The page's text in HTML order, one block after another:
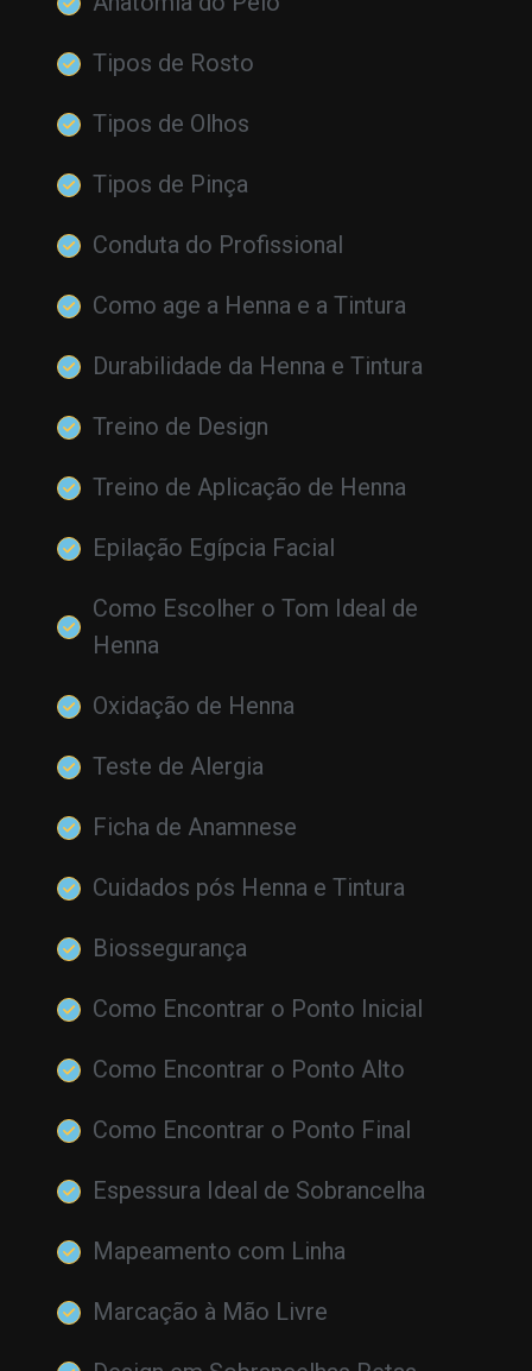
Tipos de Rosto
Tipos de Olhos
Tipos de Pinça
Conduta do Profissional
Como age a Henna e a Tintura
Durabilidade da Henna e Tintura
Treino de Design
Treino de Aplicação de Henna
Epilação Egípcia Facial
Como Escolher o Tom Ideal de
Henna
Oxidação de Henna
Teste de Alergia
Ficha de Anamnese
Cuidados pós Henna e Tintura
Biossegurança
Como Encontrar o Ponto Inicial
Como Encontrar o Ponto Alto
Como Encontrar o Ponto Final
Espessura Ideal de Sobrancelha
Mapeamento com Linha
Marcação à Mão Livre